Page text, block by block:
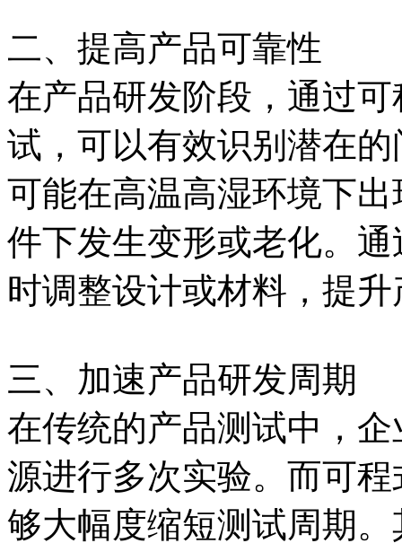
二、提高产品可靠性
在产品研发阶段，通过
试，可以有效识别潜在
可能在高温高湿环境下
件下发生变形或老化。
时调整设计或材料，提
三、加速产品研发周期
在传统的产品测试中，
源进行多次实验。而可
够大幅度缩短测试周期